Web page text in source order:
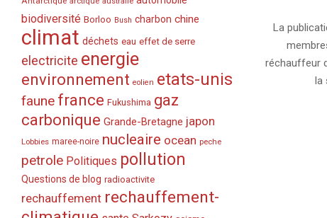
La
réchauffeur
la
biodiversité Borloo Bush charbon chine
climat déchets eau effet de serre
electricite energie
environnement eolien etats-unis
faune france Fukushima gaz
carbonique Grande-Bretagne japon
Lobbies maree-noire nucleaire ocean peche
petrole Politiques pollution
Questions de blog radioactivite
rechauffement rechauffement-